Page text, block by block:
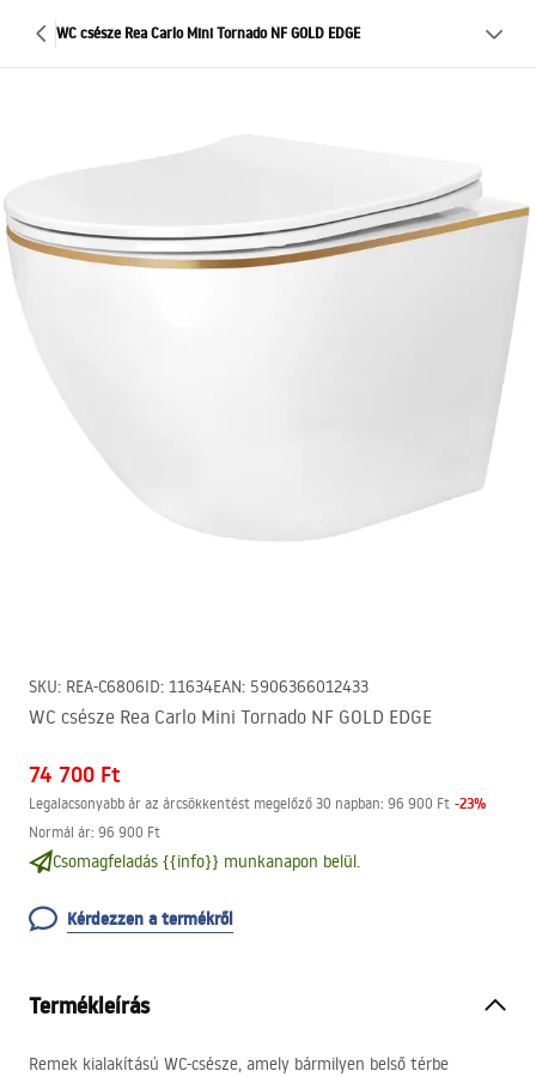
WC csésze Rea Carlo Mini Tornado NF GOLD EDGE
SKU: REA-C6806ID: 11634EAN: 5906366012433
WC csésze Rea Carlo Mini Tornado NF GOLD EDGE
74 700 Ft
Legalacsonyabb ár az árcsökkentést megelőző 30 napban: 96 900 Ft -23%
Normál ár: 96 900 Ft
Csomagfeladás {{info}} munkanapon belül.
Kérdezzen a termékről
Termékleírás
Remek kialakítású WC-csésze, amely bármilyen belső térbe